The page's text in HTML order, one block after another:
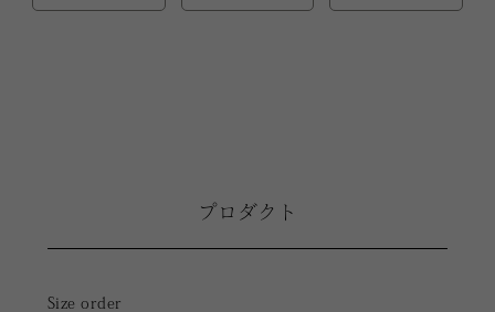
プロダクト
Size order